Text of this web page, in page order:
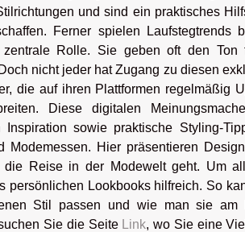
und sind ein praktisches
Ferner spielen Laufstegtrends
Rolle. Sie geben oft den Ton
nicht jeder hat Zugang zu diesen
die auf ihren Plattformen regelmäßig
Diese digitalen
sowie praktische Styling-
Hier präsentieren
Reise in der Modewelt geht. Um
persönlichen Lookbooks hilfreich. So
Stil passen und wie man sie am
Sie die Seite Link, wo Sie eine